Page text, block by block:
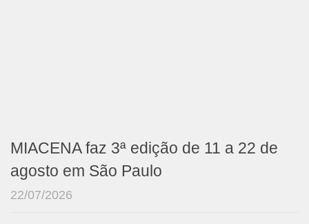
MIACENA faz 3ª edição de 11 a 22 de
agosto em São Paulo
22/07/2026